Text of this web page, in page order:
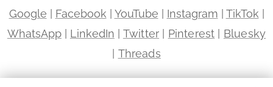
Google Facebook YouTube Instagram TikTok
WhatsApp| LinkedIn Twitter Pinterest
Bluesky
Threads